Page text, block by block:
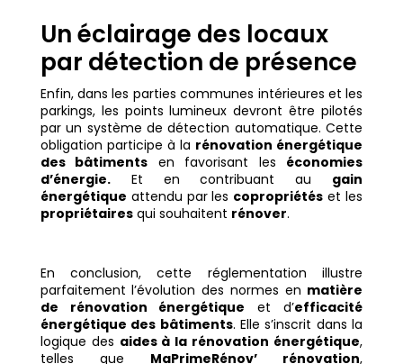
Un éclairage des locaux
par détection de présence
Enfin, dans les parties communes intérieures et les
parkings, les points lumineux devront être pilotés
par un système de détection automatique. Cette
obligation participe à la rénovation énergétique
des bâtiments en favorisant les économies
d’énergie.Et en contribuant au gain
énergétique attendu par les copropriétés et les
propriétairesqui souhaitent rénover.
En conclusion, cette réglementation illustre
parfaitement l’évolution des normes en matière
de rénovation énergétique et d’efficacité
énergétique des bâtiments. Elle s’inscrit dans la
logique des aides à la rénovation énergétique,
telles que MaPrimeRénov’ rénovation,